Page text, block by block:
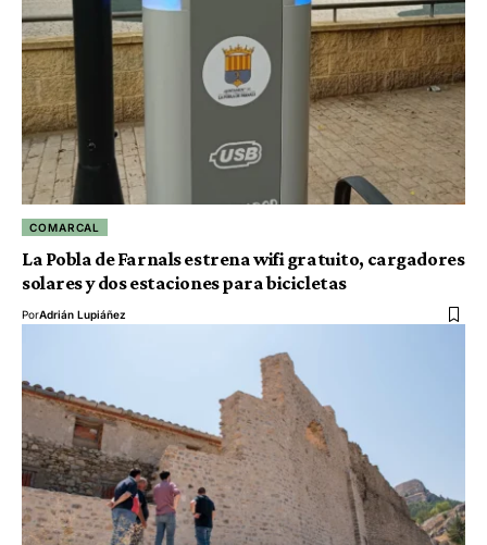
COMARCAL
La Pobla de Farnals estrena wifi gratuito, cargadores
solares y dos estaciones para bicicletas
PorAdrián Lupiáñez